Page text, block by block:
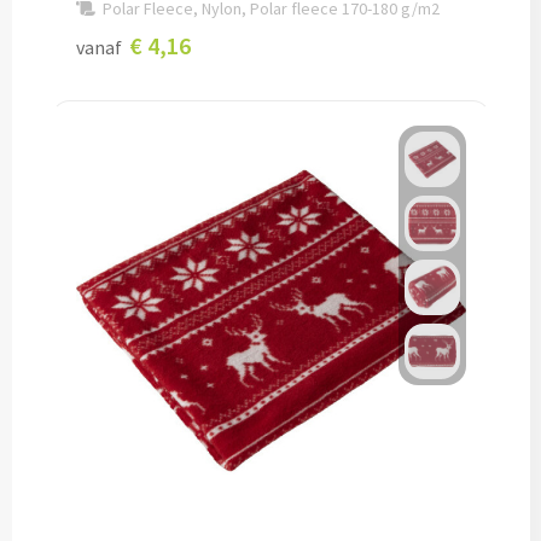
Verpleegster horloges bedrukken
Wandklokken bedrukken
Custom made
Custom made opladers & oplaadkabels
Custom made telefoon accessoires
Custom made webcam covers
Polar Fleece, Nylon, Polar fleece 170-180 g/m2
vanaf € 4,16